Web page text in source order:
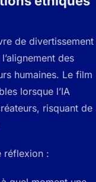
de divertissement
des
humaines. Le film
lorsque l’IA
risquant de
réflexion :